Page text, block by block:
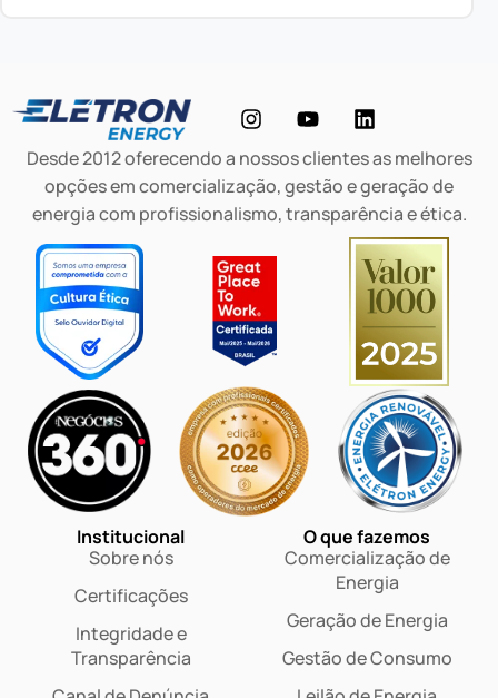
Desde 2012 oferecendo a nossos clientes as melhores
opções em comercialização, gestão e geração de
energia com profissionalismo, transparência e ética.
Institucional
Sobre nós
Certificações
Integridade e
Transparência
O que fazemos
Comercialização de
Energia
Geração de Energia
Gestão de Consumo